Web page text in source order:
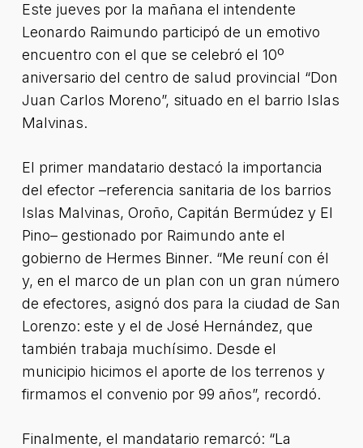
Este jueves por la mañana el intendente
Leonardo Raimundo participó de un emotivo
encuentro con el que se celebró el 10º
aniversario del centro de salud provincial “Don
Juan Carlos Moreno”, situado en el barrio Islas
Malvinas.
El primer mandatario destacó la importancia
del efector –referencia sanitaria de los barrios
Islas Malvinas, Oroño, Capitán Bermúdez y El
Pino– gestionado por Raimundo ante el
gobierno de Hermes Binner. “Me reuní con él
y, en el marco de un plan con un gran número
de efectores, asignó dos para la ciudad de San
Lorenzo: este y el de José Hernández, que
también trabaja muchísimo. Desde el
municipio hicimos el aporte de los terrenos y
firmamos el convenio por 99 años”, recordó.
Finalmente, el mandatario remarcó: “La